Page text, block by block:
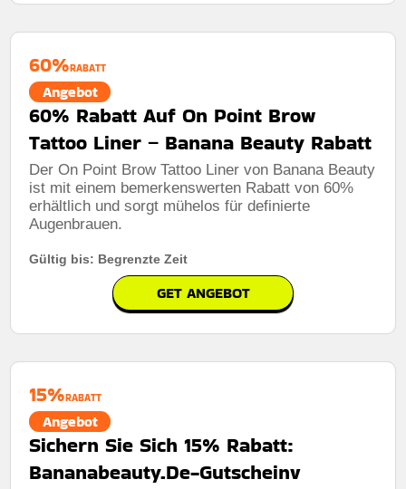
60%RABATT
Angebot
60% Rabatt Auf On Point Brow
Tattoo Liner – Banana Beauty Rabatt
Der On Point Brow Tattoo Liner von Banana Beauty
ist mit einem bemerkenswerten Rabatt von 60%
erhältlich und sorgt mühelos für definierte
Augenbrauen.
Gültig bis: Begrenzte Zeit
GET ANGEBOT
15%RABATT
Angebot
Sichern Sie Sich 15% Rabatt:
Bananabeauty.De-Gutscheinv